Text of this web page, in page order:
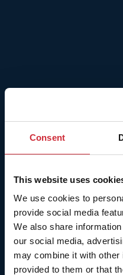
Consent
This website uses
We use cookies to
provide social media
We also share
our social media,
may combine it with other
provided to them or that